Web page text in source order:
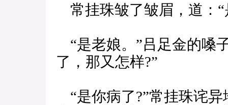
常挂珠皱了皱眉，道：“
“是老娘。”吕足金的嗓
了，那又怎样?”
“是你病了?”常挂珠诧